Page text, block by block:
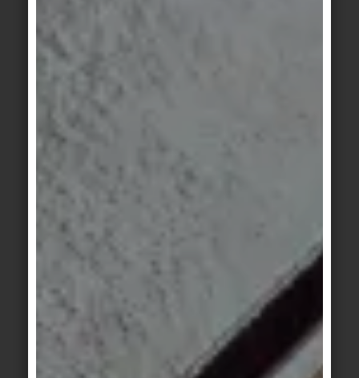
Eigenschaften wie das Virus aufweisen:
widerstandsfähig“, sagt der Berliner Architekt
Gustav Düsing im Zusammenhang mit seinem
Projekt einer mobilen Quarantäne-Station.
architektonisch orientieren.“ In Bezug etwa auf
einer Vielzahl gleichförmiger, vor allem auf Single-
und Kleinfamilienwohnen zugeschnittener
Grundrisse brauchen wir größere multifunktionale,
flexible Cluster. Sie lassen jene Veränderungen zu,
die das Wohnumfeld auch während eines
Lockdowns lebenswert machen – sei es durch den
generationenübergreifenden Kontakt zu den